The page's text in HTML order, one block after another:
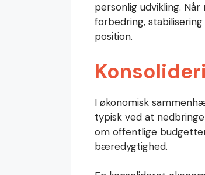
personlig udvikling.
forbedring,
position.
I økonomisk
typisk ved at
om offentlige
bæredygtighed.